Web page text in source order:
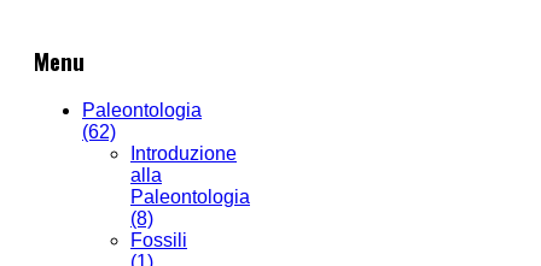
Menu
Paleontologia
(62)
Introduzione
alla
Paleontologia
(8)
Fossili
(1)